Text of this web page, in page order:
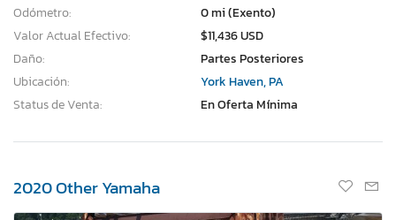
Odómetro:
0 mi (Exento)
Valor Actual Efectivo:
$11,436 USD
Daño:
Partes Posteriores
Ubicación:
York Haven, PA
Status de Venta:
En Oferta Mínima
2020 Other Yamaha